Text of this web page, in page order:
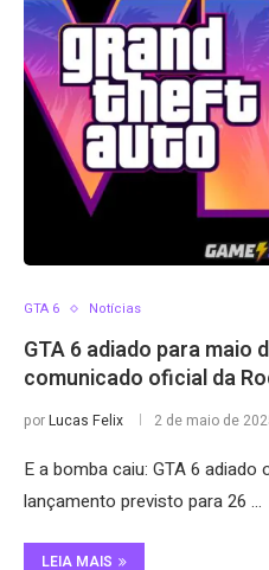
GTA 6 Notícias
GTA 6 adiado para maio
comunicado oficial da
porLucas Felix 2 de maio de
E a bomba caiu: GTA 6
lançamento previsto para 26 …
LEIA MAIS